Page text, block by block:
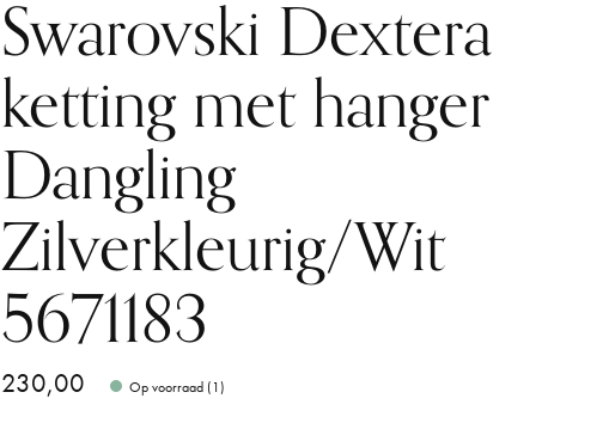
Swarovski Dextera
ketting met hanger
Dangling
Zilverkleurig/Wit
5671183
230,00 Op voorraad (1)